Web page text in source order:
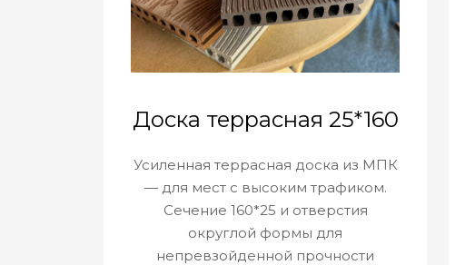
Доска террасная 25*160
Усиленная террасная доска из МПК
— для мест с высоким трафиком.
Сечение 160*25 и отверстия
округлой формы для
непревзойденной прочности